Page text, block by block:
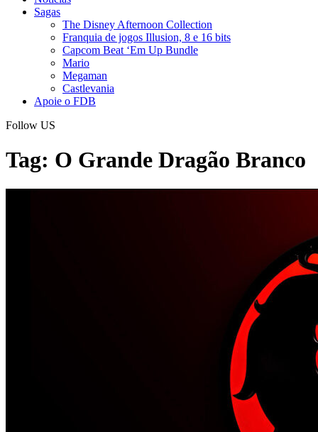
Sagas
The Disney Afternoon Collection
Franquia de jogos Illusion, 8 e 16 bits
Capcom Beat ‘Em Up Bundle
Mario
Megaman
Castlevania
Apoie o FDB
Follow US
Tag: O Grande Dragão Branco